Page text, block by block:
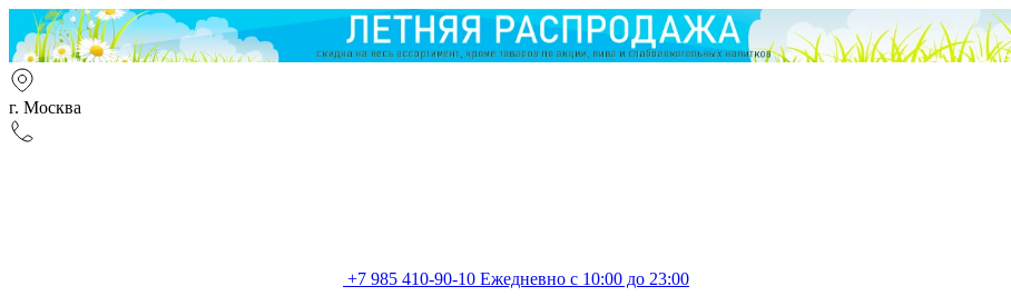
г. Москва
+7 985 410-90-10 Ежедневно с 10:00 до 23:00